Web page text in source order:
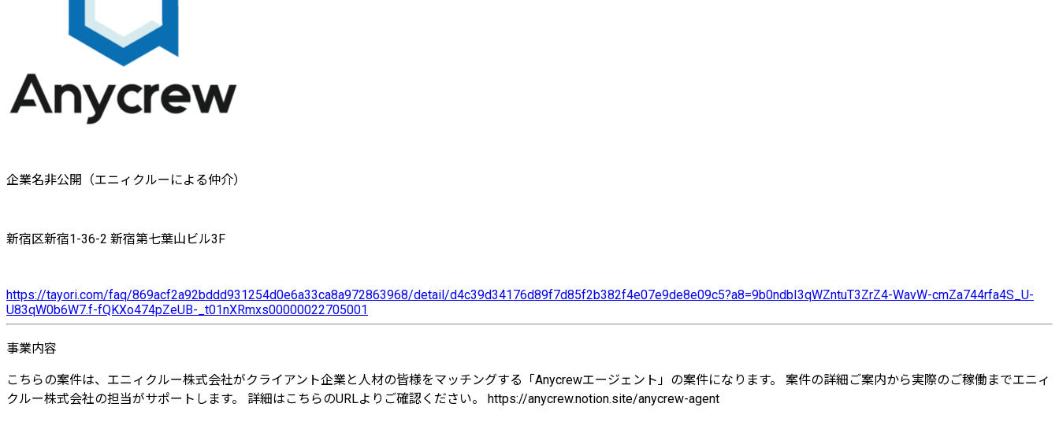
企業名非公開（エニィクルーによる仲介）
新宿区新宿1-36-2 新宿第七葉山ビル3F
https://tayori.com/faq/869acf2a92bddd931254d0e6a33ca8a972863968/detail/d4c39d34176d89f7d85f2b382f4e07e9de8e09c5?a8=9b0ndbI3qWZntuT3ZrZ4-WavW-cmZa744rfa4S_U-
U83qW0b6W7.f-fQKXo474pZeUB-_t01nXRmxs00000022705001
事業内容
こちらの案件は、エニィクルー株式会社がクライアント企業と人材の皆様をマッチングする「Anycrewエージェント」の案件になります。 案件の詳細ご案内から実際のご稼働までエニィ
クルー株式会社の担当がサポートします。 詳細はこちらのURLよりご確認ください。 https://anycrew.notion.site/anycrew-agent